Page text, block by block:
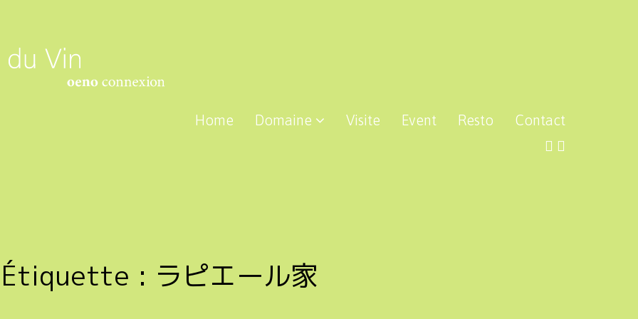
Home Domaine Visite Event Resto Contact
Étiquette : ラピエール家